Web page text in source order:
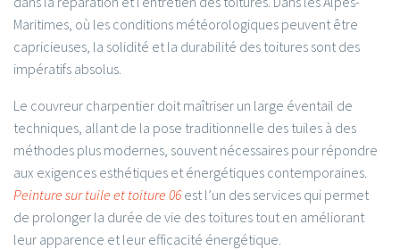
Maritimes, où les conditions météorologiques peuvent être
capricieuses, la solidité et la durabilité des toitures sont des
impératifs absolus.
Le couvreur charpentier doit maîtriser un large éventail de
techniques, allant de la pose traditionnelle des tuiles à des
méthodes plus modernes, souvent nécessaires pour répondre
aux exigences esthétiques et énergétiques contemporaines.
Peinture sur tuile et toiture 06est l’un des services qui permet
de prolonger la durée de vie des toitures tout en améliorant
leur apparence et leur efficacité énergétique.